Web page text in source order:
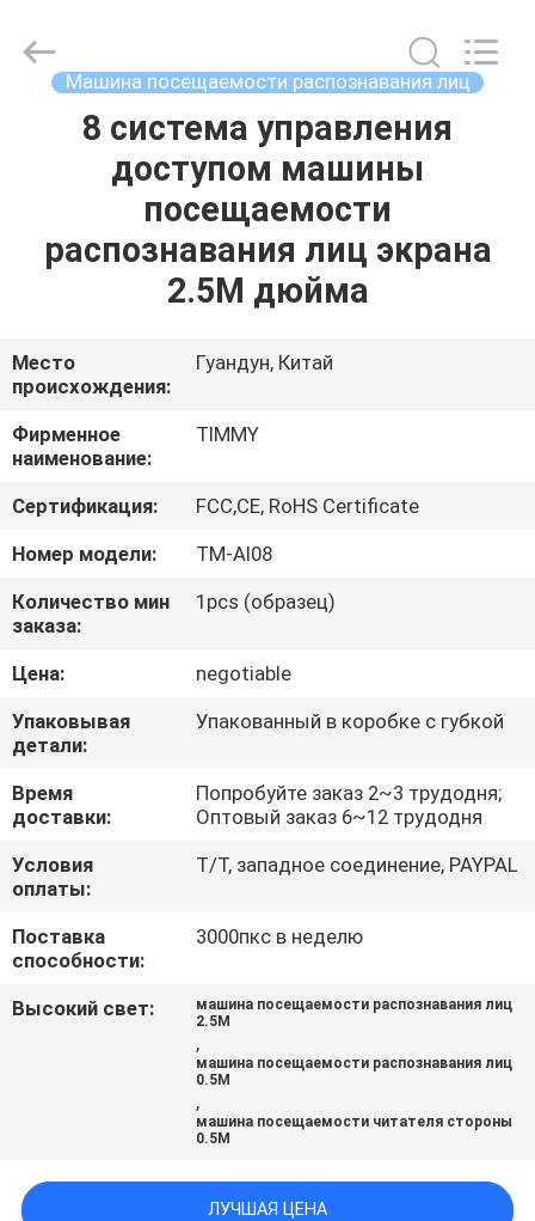
ПРОДУКТЫ
ПУТЕШЕСТВИЕ
ФАБРИКИ
ПРОВЕРКА
КАЧЕСТВА
СВЯЖИТЕСЬ
МЫ
НОВОСТИ
VR
КАРТА
САЙТА
PRIVACY
Technology
Машина посещаемости распознавания лиц
8 система управления
доступом машины
посещаемости
распознавания лиц экрана
2.5M дюйма
Место
происхождения:
Гуандун, Китай
Фирменное
наименование:
TIMMY
Сертификация:
FCC,CE, RoHS Certificate
Номер модели:
TM-AI08
Количество мин
заказа:
1pcs (образец)
Цена:
negotiable
Упаковывая
детали:
Упакованный в коробке с губкой
Время
доставки:
Попробуйте заказ 2~3 трудодня;
Оптовый заказ 6~12 трудодня
Условия
оплаты:
T/T, западное соединение, PAYPAL
Поставка
способности:
3000пкс в неделю
Высокий свет:
машина посещаемости распознавания лиц
2.5M
,
машина посещаемости распознавания лиц
0.5M
,
машина посещаемости читателя стороны
0.5M
ЛУЧШАЯ ЦЕНА